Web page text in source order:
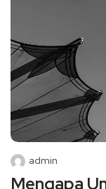
admin
Mengapa